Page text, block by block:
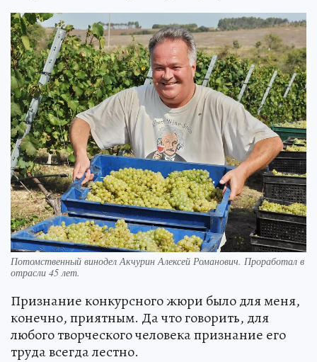
Потомственный винодел Акчурин Алексей Романович. Проработал в
отрасли 45 лет.
Признание конкурсного жюри было для меня,
конечно, приятным. Да что говорить, для
любого творческого человека признание его
труда всегда лестно.